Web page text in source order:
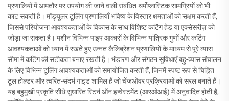
प्रणालियों में आमतौर पर उपयोग की जाने वाली संबंधित थर्मोप्लास्टिक सामग्रियों को भी
काट सकती है। मॉड्यूलर टूलिंग प्रणालियाँ भविष्य के विस्तार क्षमताओं को सक्षम करती हैं,
जिससे परियोजना आवश्यकताओं के विकास के साथ विशिष्ट कटिंग हेड या एक्सेसरीज़ को
जोड़ा जा सकता है। मशीन विभिन्न पाइप आकारों के विभिन्न यांत्रिक गुणों और कटिंग
आवश्यकताओं को ध्यान में रखते हुए उन्नत कैलिब्रेशन प्रणालियों के माध्यम से पूरे व्यास
सीमा में कटिंग की सटीकता बनाए रखती है। भंडारण और संगठन सुविधाएँ बहु-व्यास संचालन
के लिए विभिन्न टूलिंग आवश्यकताओं को समायोजित करती हैं, जिनमें स्पष्ट रूप से चिह्नित
टूल होल्डर और त्वरित-संदर्भ गाइड शामिल हैं जो चेंजओवर प्रक्रियाओं को सरल बनाते हैं।
यह बहुमुखी प्रकृति सीधे सुधारित रिटर्न ऑन इन्वेस्टमेंट (आरओआई) में अनुवादित होती है,